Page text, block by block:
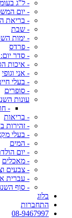
- ל"ג
- יום
- בריאת
- שבת
- ימות
- פרדס
- סדר
- איכות
- אני וגופי
- בעלי
- סופרים
עונות
-
- בריאות
- זהירות
- בעלי
- המים
- יום
- מאכלים
- צבעים
- עברית
- סוף
בלוג
התחברות
08-9467997